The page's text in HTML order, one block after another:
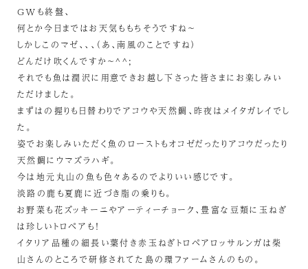
GWも終盤、
何とか今日まではお天気ももちそうですね～
しかしこのマゼ、、、（あ、南風のことですね）
どんだけ吹くんですか～^^;
それでも魚は潤沢に用意できお越し下さった皆さまにお楽しみい
ただけました。
まずはの握りも日替わりでアコウや天然鯛、昨夜はメイタガレイでし
た。
姿でお楽しみいただく魚のローストもオコゼだったりアコウだったり
天然鯛にウマズラハギ。
今は地元丸山の魚も色々あるのでよりいい感じです。
淡路の鹿も夏鹿に近づき脂の乗りも。
お野菜も花ズッキーニやアーティーチョーク、豊富な豆類に玉ねぎ
は珍しいトロペアも！
イタリア品種の細長い葉付き赤玉ねぎトロペアロッサルンガは柴
山さんのところで研修されてた島の環ファームさんのもの。